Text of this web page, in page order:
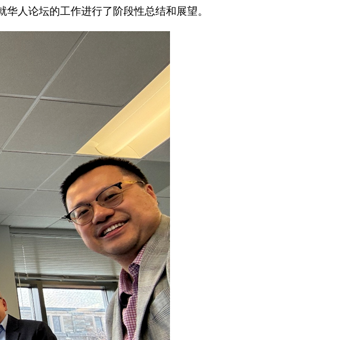
人论坛的工作进行了阶段性总结和展望。